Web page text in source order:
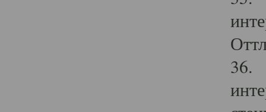
36.